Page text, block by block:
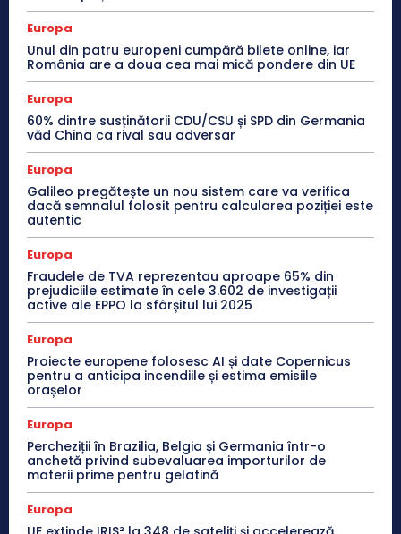
Europa
Unul din patru europeni cumpără bilete online, iar
România are a doua cea mai mică pondere din UE
Europa
60% dintre susținătorii CDU/CSU și SPD din Germania
văd China ca rival sau adversar
Europa
Galileo pregătește un nou sistem care va verifica
dacă semnalul folosit pentru calcularea poziției este
autentic
Europa
Fraudele de TVA reprezentau aproape 65% din
prejudiciile estimate în cele 3.602 de investigații
active ale EPPO la sfârșitul lui 2025
Europa
Proiecte europene folosesc AI și date Copernicus
pentru a anticipa incendiile și estima emisiile
orașelor
Europa
Percheziții în Brazilia, Belgia și Germania într-o
anchetă privind subevaluarea importurilor de
materii prime pentru gelatină
Europa